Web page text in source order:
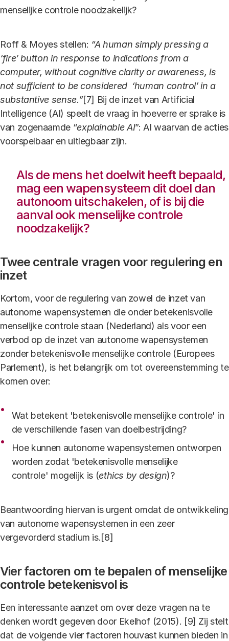
menselijke controle noodzakelijk?
Roff & Moyes stellen: “A human simply pressing a
‘fire’ button in response to indications from a
computer, without cognitive clarity or awareness, is
not sufficient to be considered ‘human control’ in a
substantive sense.”[7] Bij de inzet van Artificial
Intelligence (AI) speelt de vraag in hoeverre er sprake is
van zogenaamde “explainable AI”: AI waarvan de acties
voorspelbaar en uitlegbaar zijn.
Als de mens het doelwit heeft bepaald,
mag een wapensysteem dit doel dan
autonoom uitschakelen, of is bij die
aanval ook menselijke controle
noodzakelijk?
Twee centrale vragen voor regulering en
inzet
Kortom, voor de regulering van zowel de inzet van
autonome wapensystemen die onder betekenisvolle
menselijke controle staan (Nederland) als voor een
verbod op de inzet van autonome wapensystemen
zonder betekenisvolle menselijke controle (Europees
Parlement), is het belangrijk om tot overeenstemming te
komen over:
Wat betekent 'betekenisvolle menselijke controle' in
de verschillende fasen van doelbestrijding?
Hoe kunnen autonome wapensystemen ontworpen
worden zodat 'betekenisvolle menselijke
controle' mogelijk is (ethics by design)?
Beantwoording hiervan is urgent omdat de ontwikkeling
van autonome wapensystemen in een zeer
vergevorderd stadium is.[8]
Vier factoren om te bepalen of menselijke
controle betekenisvol is
Een interessante aanzet om over deze vragen na te
denken wordt gegeven door Ekelhof (2015). [9] Zij stelt
dat de volgende vier factoren houvast kunnen bieden in